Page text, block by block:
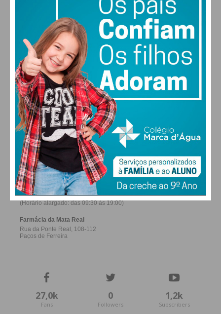
SÁB DOM
29
SEG
30
TER
ALTERAR
FARMACIAS DE SERVIÇO EM PAÇOS DE
FERREIRA
27,0k
Fans
0
Followers
1,2k
Subscribers